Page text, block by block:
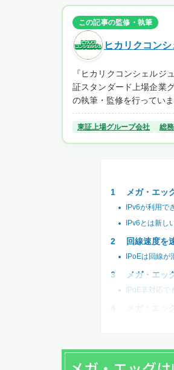
この記事の監修・執筆
ヒカリクコン
『ヒカリクコンシェル
証スタンダード上場企業
の執筆・監修を行っていま
東証上場グループ会社 総
メガ・エッ
IPv6が利用で
IPv6とは新し
回線速度を
IPoEは回線
メガ・エッ
IPoE非対応
メガ・エ